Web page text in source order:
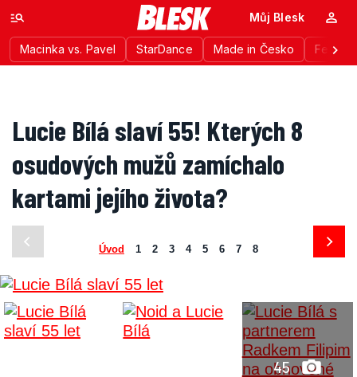
Macinka vs. Pavel StarDance Made in Česko
Můj Blesk
Lucie Bílá slaví 55! Kterých 8
osudových mužů zamíchalo
kartami jejího života?
Úvod 1 2 3 4 5 6 7 8
45